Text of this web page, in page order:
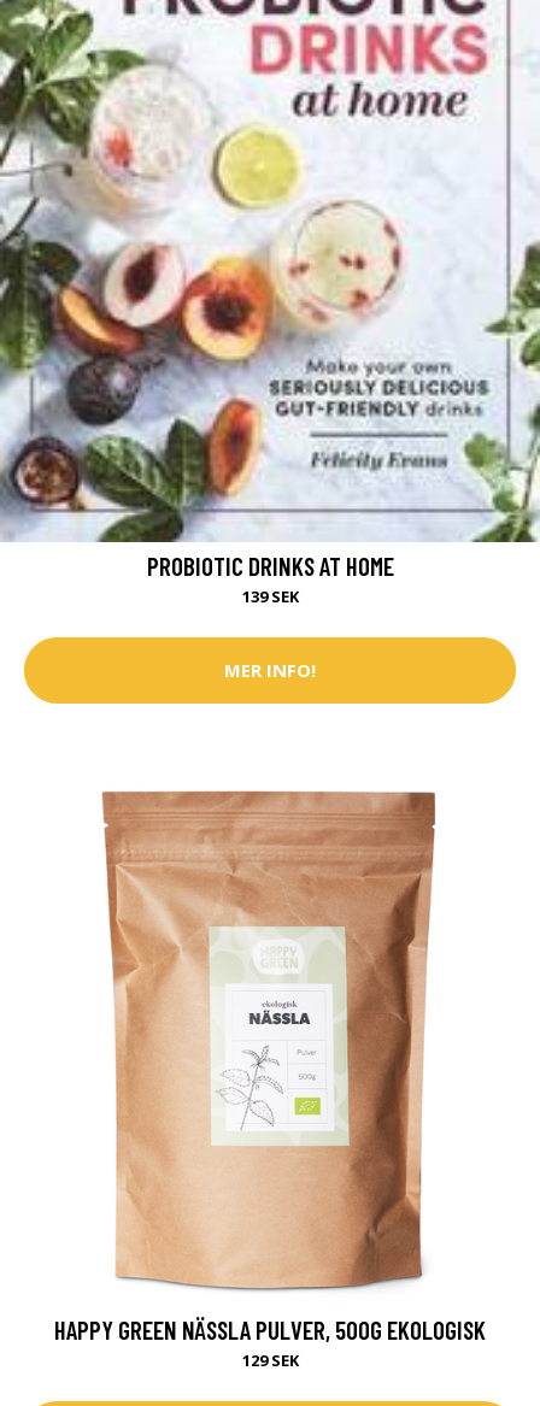
PROBIOTIC DRINKS AT HOME
139 SEK
MER INFO!
HAPPY GREEN NÄSSLA PULVER, 500G EKOLOGISK
129 SEK